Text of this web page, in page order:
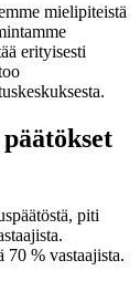
mielipiteistä
erityisesti
piti
70 % vastaajista.